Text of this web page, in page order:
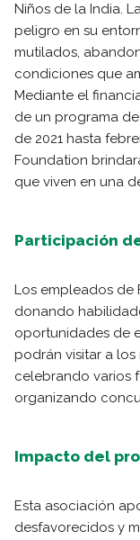
Niños de la India.
peligro en su
mutilados,
condiciones que
Mediante el
de un programa
de 2021 hasta
Foundation
que viven en una
Participación
Los empleados de
donando
oportunidades de
podrán visitar a
celebrando varios
organizando
Impacto del
Esta asociación
desfavorecidos y